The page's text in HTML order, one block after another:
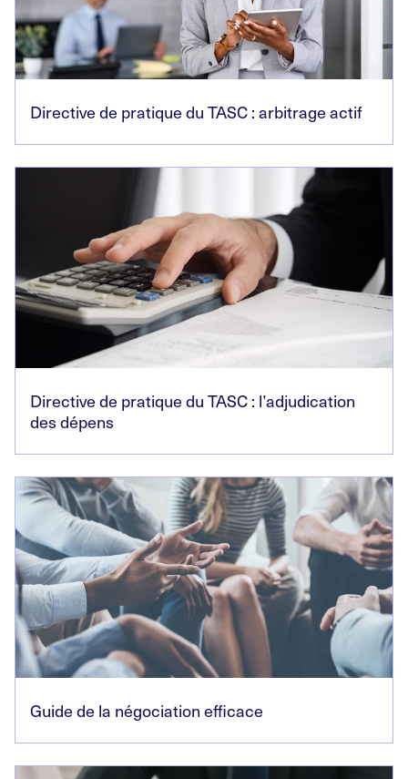
Directive de pratique du TASC : arbitrage actif
Directive de pratique du TASC : l’adjudication
des dépens
Guide de la négociation efficace